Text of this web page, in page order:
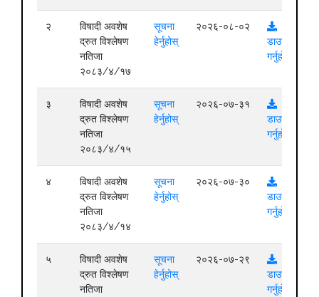
२
विषादी अवशेष
द्रुत विश्लेषण
नतिजा
२०८३/४/१७
सूचना
हेर्नुहोस्
२०२६-०८-०२
डाउनलोड
गर्नुहोस्
३
विषादी अवशेष
द्रुत विश्लेषण
नतिजा
२०८३/४/१५
सूचना
हेर्नुहोस्
२०२६-०७-३१
डाउनलोड
गर्नुहोस्
४
विषादी अवशेष
द्रुत विश्लेषण
नतिजा
२०८३/४/१४
सूचना
हेर्नुहोस्
२०२६-०७-३०
डाउनलोड
गर्नुहोस्
५
विषादी अवशेष
द्रुत विश्लेषण
नतिजा
सूचना
हेर्नुहोस्
२०२६-०७-२९
डाउनलोड
गर्नुहोस्